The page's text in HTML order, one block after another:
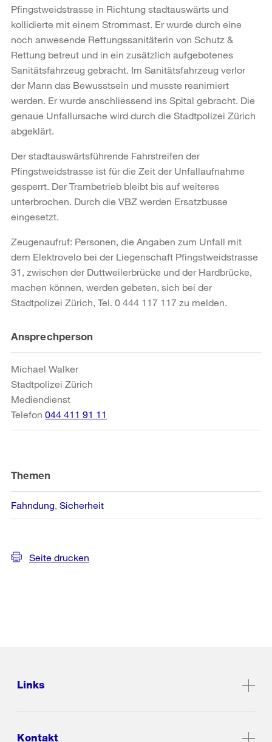
Pfingstweidstrasse in Richtung stadtauswärts und
kollidierte mit einem Strommast. Er wurde durch eine
noch anwesende Rettungssanitäterin von Schutz &
Rettung betreut und in ein zusätzlich aufgebotenes
Sanitätsfahrzeug gebracht. Im Sanitätsfahrzeug verlor
der Mann das Bewusstsein und musste reanimiert
werden. Er wurde anschliessend ins Spital gebracht. Die
genaue Unfallursache wird durch die Stadtpolizei Zürich
abgeklärt.
Der stadtauswärtsführende Fahrstreifen der
Pfingstweidstrasse ist für die Zeit der Unfallaufnahme
gesperrt. Der Trambetrieb bleibt bis auf weiteres
unterbrochen. Durch die VBZ werden Ersatzbusse
eingesetzt.
Zeugenaufruf: Personen, die Angaben zum Unfall mit
dem Elektrovelo bei der Liegenschaft Pfingstweidstrasse
31, zwischen der Duttweilerbrücke und der Hardbrücke,
machen können, werden gebeten, sich bei der
Stadtpolizei Zürich, Tel. 0 444 117 117 zu melden.
Weitere
Informationen
Ansprechperson
Michael Walker
Stadtpolizei Zürich
Mediendienst
Telefon 044 411 91 11
Themen
Fahndung Sicherheit
Seite drucken
Links
Kontakt